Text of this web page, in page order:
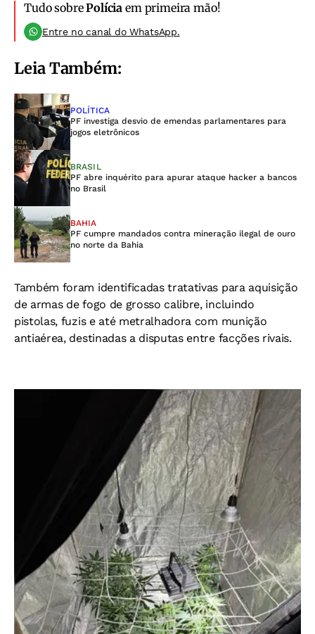
Tudo sobrePolícia em primeira mão!
Entre no canal do WhatsApp.
Leia Também:
POLÍTICA
PF investiga desvio de emendas parlamentares para
jogos eletrônicos
BRASIL
PF abre inquérito para apurar ataque hacker a bancos
no Brasil
BAHIA
PF cumpre mandados contra mineração ilegal de ouro
no norte da Bahia
Também foram identificadas tratativas para aquisição
de armas de fogo de grosso calibre, incluindo
pistolas, fuzis e até metralhadora com munição
antiaérea, destinadas a disputas entre facções rivais.